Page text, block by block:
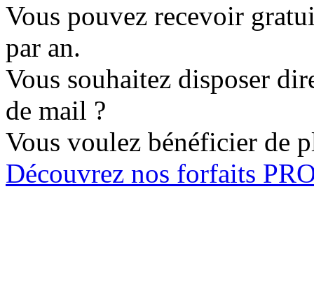
Vous pouvez recevoir
par an.
Vous souhaitez disposer
de mail ?
Vous voulez bénéficier de
Découvrez nos forfaits